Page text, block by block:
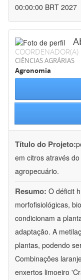
00:00:00 BRT 2027
COORDENADOR(A)
CIÊNCIAS AGRÁRIAS
Agronomia
Título do Projeto:
em citros através
agropecuário.
Resumo: O déficit
morfofisiológicas,
condicionam a
adaptação. A
plantas, podendo
Combinações
enxertos limoeiro